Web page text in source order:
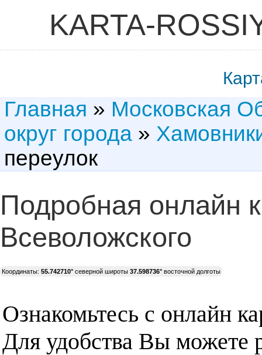
KARTA-
Главная » Московская
округ города »
переулок
Подробная онлайн
Всеволожского
Координаты: 55.742710° северной широты 37.598736° восточной долготы
Ознакомьтесь с онлайн
Для удобства Вы можете